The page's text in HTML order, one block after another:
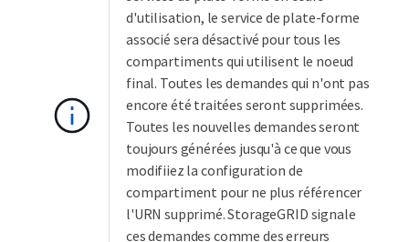
d'utilisation, le service de plate-forme
associé sera désactivé pour tous les
compartiments qui utilisent le noeud
final. Toutes les demandes qui n'ont pas
encore été traitées seront supprimées.
Toutes les nouvelles demandes seront
toujours générées jusqu'à ce que vous
modifiiez la configuration de
compartiment pour ne plus référencer
l'URN supprimé. StorageGRID signale
ces demandes comme des erreurs